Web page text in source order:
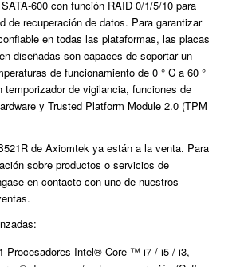
600 con función RAID 0/1/5/10 para
de recuperación de datos. Para garantizar
en todas las plataformas, las placas
diseñadas son capaces de soportar un
de funcionamiento de 0 ° C a 60 °
temporizador de vigilancia, funciones de
y Trusted Platform Module 2.0 (TPM
de Axiomtek ya están a la venta. Para
sobre productos o servicios de
en contacto con uno de nuestros
Procesadores Intel® Core ™ i7 / i5 / i3,